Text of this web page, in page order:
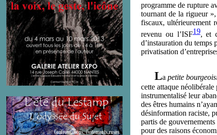
programme de rupture
tournant de la rigueur
fiscaux, ultérieurement
revenu ou l’ISF19, et
d’instauration du temps
privatisation
La petite
cette attaque
instrumentalisé leur
des êtres humains
désinformation raciste,
partis de
pour des raisons